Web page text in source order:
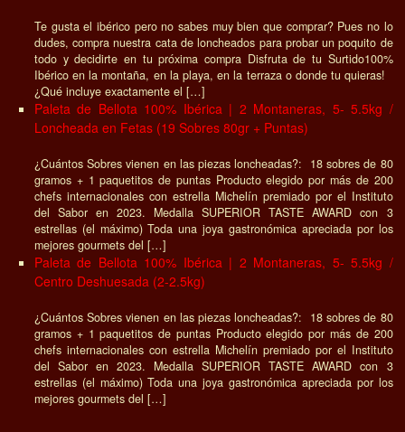
Te gusta el ibérico pero no sabes muy bien que comprar? Pues no lo
dudes, compra nuestra cata de loncheados para probar un poquito de
todo y decidirte en tu próxima compra Disfruta de tu Surtido100%
Ibérico en la montaña, en la playa, en la terraza o donde tu quieras!
¿Qué incluye exactamente el […]
Paleta de Bellota 100% Ibérica | 2 Montaneras, 5- 5.5kg /
Loncheada en Fetas (19 Sobres 80gr + Puntas)
¿Cuántos Sobres vienen en las piezas loncheadas?: 18 sobres de 80
gramos + 1 paquetitos de puntas Producto elegido por más de 200
chefs internacionales con estrella Michelín premiado por el Instituto
del Sabor en 2023. Medalla SUPERIOR TASTE AWARD con 3
estrellas (el máximo) Toda una joya gastronómica apreciada por los
mejores gourmets del […]
Paleta de Bellota 100% Ibérica | 2 Montaneras, 5- 5.5kg /
Centro Deshuesada (2-2.5kg)
¿Cuántos Sobres vienen en las piezas loncheadas?: 18 sobres de 80
gramos + 1 paquetitos de puntas Producto elegido por más de 200
chefs internacionales con estrella Michelín premiado por el Instituto
del Sabor en 2023. Medalla SUPERIOR TASTE AWARD con 3
estrellas (el máximo) Toda una joya gastronómica apreciada por los
mejores gourmets del […]